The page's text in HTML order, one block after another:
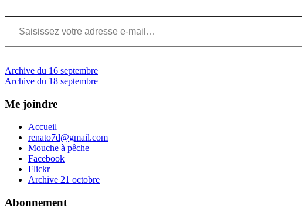
Saisissez votre adresse e-mail…
Navigation
de
l’article
Previous
Post:
Archive du 16 septembre
Next
Archive du 18 septembre
Me joindre
Accueil
renato7d@gmail.com
Mouche à pêche
Facebook
Flickr
Archive 21 octobre
Abonnement